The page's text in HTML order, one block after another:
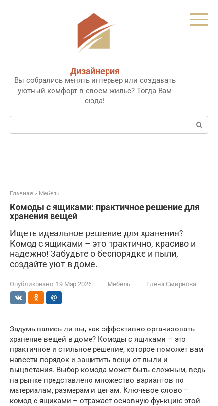
Дизайнерия
Вы собрались менять интерьер или создавать
уютный комфорт в своем жилье? Тогда Вам
сюда!
Поиск:
Главная » Мебель
Комоды с ящиками: практичное решение для
хранения вещей
Ищете идеальное решение для хранения?
Комод с ящиками – это практично, красиво и
надежно! Забудьте о беспорядке и пыли,
создайте уют в доме.
Опубликовано: 19 Мар 2026 Мебель Елена Смирнова
Задумывались ли вы, как эффективно организовать
хранение вещей в доме? Комоды с ящиками – это
практичное и стильное решение, которое поможет вам
навести порядок и защитить вещи от пыли и
выцветания. Выбор комода может быть сложным, ведь
на рынке представлено множество вариантов по
материалам, размерам и ценам. Ключевое слово –
комод с ящиками – отражает основную функцию этой